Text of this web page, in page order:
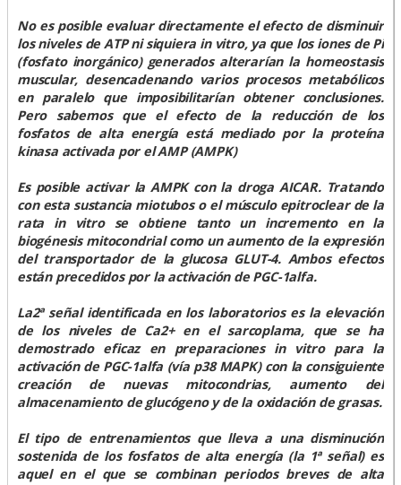
No es posible evaluar directamente el efecto de disminuir
los niveles de ATP ni siquiera in vitro, ya que los iones de Pi
(fosfato inorgánico) generados alterarían la homeostasis
muscular, desencadenando varios procesos metabólicos
en paralelo que imposibilitarían obtener conclusiones.
Pero sabemos que el efecto de la reducción de los
fosfatos de alta energía está mediado por la proteína
kinasa activada por el AMP (AMPK)
Es posible activar la AMPK con la droga AICAR. Tratando
con esta sustancia miotubos o el músculo epitroclear de la
rata in vitro se obtiene tanto un incremento en la
biogénesis mitocondrial como un aumento de la expresión
del transportador de la glucosa GLUT-4. Ambos efectos
están precedidos por la activación de PGC-1alfa.
La2ª señal identificada en los laboratorios es la elevación
de los niveles de Ca2+ en el sarcoplama, que se ha
demostrado eficaz en preparaciones in vitro para la
activación de PGC-1alfa (vía p38 MAPK) con la consiguiente
creación de nuevas mitocondrias, aumento del
almacenamiento de glucógeno y de la oxidación de grasas.
El tipo de entrenamientos que lleva a una disminución
sostenida de los fosfatos de alta energía (la 1ª señal) es
aquel en el que se combinan periodos breves de alta